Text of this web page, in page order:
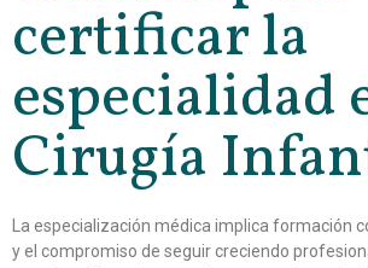
certificar la
especialidad
Cirugía
La especialización médica implica formación
y el compromiso de seguir creciendo